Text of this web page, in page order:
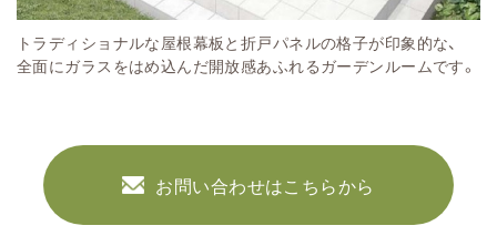
トラディショナルな屋根幕板と折戸パネルの格子が印象的な、
全面にガラスをはめ込んだ開放感あふれるガーデンルームです。
お問い合わせはこちらから